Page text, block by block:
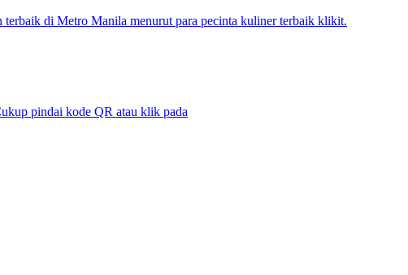
terbaik di Metro Manila menurut para pecinta kuliner terbaik klikit.
pindai kode QR atau klik pada